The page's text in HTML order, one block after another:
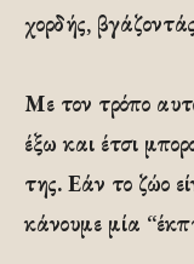
χορδής,
Με τον τρόπο
έξω και έτσι
της. Εάν το ζώο
κάνουμε μία